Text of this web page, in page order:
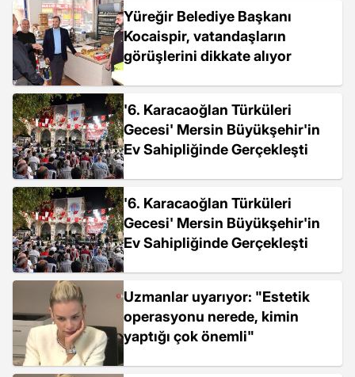
Yüreğir Belediye Başkanı
Kocaispir, vatandaşların
görüşlerini dikkate alıyor
'6. Karacaoğlan Türküleri
Gecesi' Mersin Büyükşehir'in
Ev Sahipliğinde Gerçekleşti
'6. Karacaoğlan Türküleri
Gecesi' Mersin Büyükşehir'in
Ev Sahipliğinde Gerçekleşti
Uzmanlar uyarıyor: "Estetik
operasyonu nerede, kimin
yaptığı çok önemli"